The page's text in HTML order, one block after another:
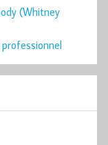
(Whitney
professionnel